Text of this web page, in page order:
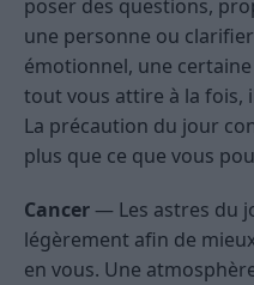
poser des questions,
une personne ou
émotionnel, une
tout vous attire à la fois,
La précaution du jour
plus que ce que vous
Cancer — Les astres du
légèrement afin de
en vous. Une